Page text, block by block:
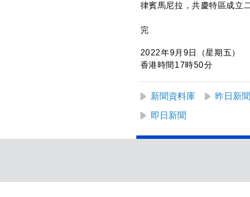
律賓馬尼拉，共慶特區成立
完
2022年9月9日（星期五）
香港時間17時50分
新聞資料庫 昨日新聞
即日新聞